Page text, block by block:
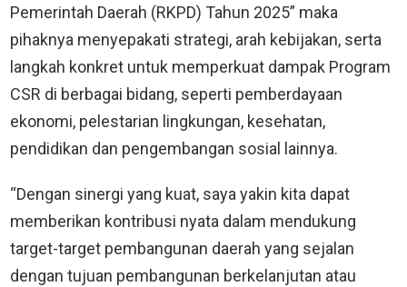
Pemerintah Daerah (RKPD) Tahun 2025” maka
pihaknya menyepakati strategi, arah kebijakan, serta
langkah konkret untuk memperkuat dampak Program
CSR di berbagai bidang, seperti pemberdayaan
ekonomi, pelestarian lingkungan, kesehatan,
pendidikan dan pengembangan sosial lainnya.
“Dengan sinergi yang kuat, saya yakin kita dapat
memberikan kontribusi nyata dalam mendukung
target-target pembangunan daerah yang sejalan
dengan tujuan pembangunan berkelanjutan atau